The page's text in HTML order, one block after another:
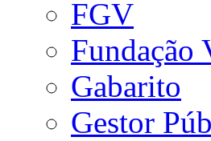
FGV
Fundação
Gabarito
Gestor